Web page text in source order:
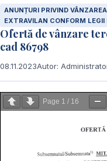
ANUNȚURI PRIVIND
EXTRAVILAN CONFORM
Ofertă de vânzare
cad 86798
08.11.2023Autor:
Page 1 / 16